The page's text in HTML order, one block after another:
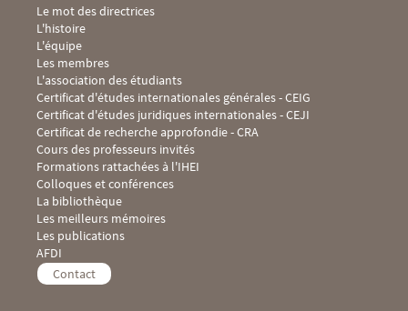
Menu Footer IHEI 1
Le mot des directrices
L'histoire
L'équipe
Les membres
L'association des étudiants
Menu Footer IHEI 2
Certificat d'études internationales générales - CEIG
Certificat d'études juridiques internationales - CEJI
Certificat de recherche approfondie - CRA
Cours des professeurs invités
Formations rattachées à l'IHEI
Menu Footer IHEI 3
Colloques et conférences
La bibliothèque
Les meilleurs mémoires
Les publications
Menu Footer IHEI 4
AFDI
Contact